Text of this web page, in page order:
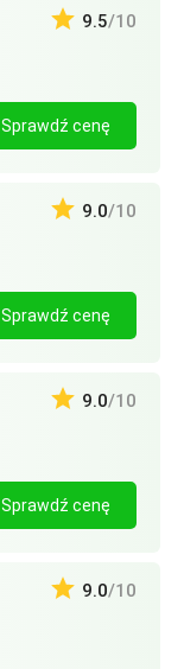
9.5/10
Sprawdź cenę
9.0/10
Sprawdź cenę
9.0/10
Sprawdź cenę
9.0/10